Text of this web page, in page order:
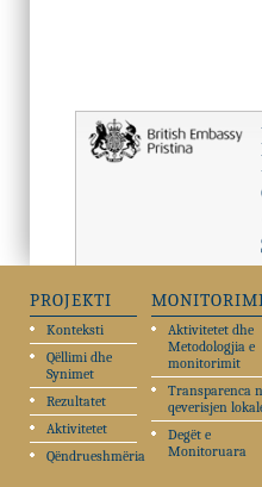
PROJEKTI
Konteksti
Qëllimi dhe
Synimet
Rezultatet
Aktivitetet
Qëndrueshmëria
Aktivitetet dhe
Metodologjia e
monitorimit
Transparenca
qeverisjen
Degët e
Monitoruara